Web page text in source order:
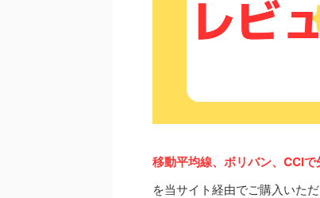
移動平均線、ボリバン、CCI
を当サイト経由でご購入いただ